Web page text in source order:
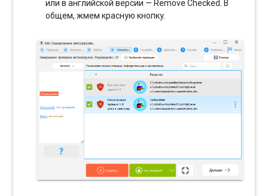
или в английской версии — Remove Checked. В
общем, жмем красную кнопку.